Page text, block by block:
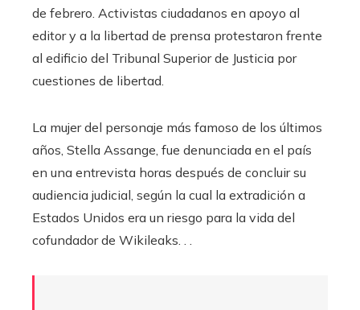
de febrero. Activistas ciudadanos en apoyo al
editor y a la libertad de prensa protestaron frente
al edificio del Tribunal Superior de Justicia por
cuestiones de libertad.
La mujer del personaje más famoso de los últimos
años, Stella Assange, fue denunciada en el país
en una entrevista horas después de concluir su
audiencia judicial, según la cual la extradición a
Estados Unidos era un riesgo para la vida del
cofundador de Wikileaks. . .